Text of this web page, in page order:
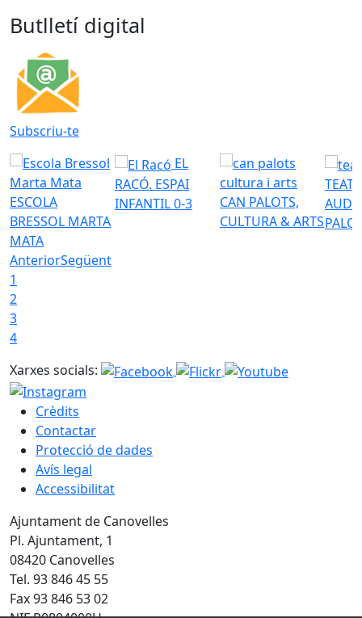
Butlletí digital
Subscriu-te
ESCOLA
BRESSOL MARTA
MATA
EL
RACÓ. ESPAI
INFANTIL 0-3
CAN PALOTS,
CULTURA & ARTS
AnteriorSegüent
1
2
3
4
Xarxes socials:
Crèdits
Contactar
Protecció de dades
Avís legal
Accessibilitat
Ajuntament de Canovelles
Pl. Ajuntament, 1
08420 Canovelles
Tel. 93 846 45 55
Fax 93 846 53 02